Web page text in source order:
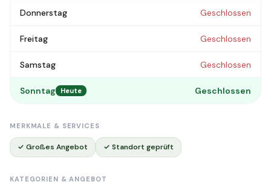
Donnerstag Geschlossen
Freitag Geschlossen
Samstag Geschlossen
Sonntag Heute Geschlossen
MERKMALE & SERVICES
✓ Großes Angebot ✓ Standort geprüft
KATEGORIEN & ANGEBOT